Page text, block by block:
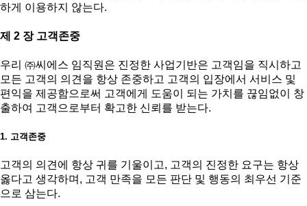
하게 이용하지 않는다.
제 2 장 고객존중
우리 ㈜씨에스 임직원은 진정한 사업기반은 고객임을 직시하고
모든 고객의 의견을 항상 존중하고 고객의 입장에서 서비스 및
편익을 제공함으로써 고객에게 도움이 되는 가치를 끊임없이 창
출하여 고객으로부터 확고한 신뢰를 받는다.
1. 고객존중
고객의 의견에 항상 귀를 기울이고, 고객의 진정한 요구는 항상
옳다고 생각하며, 고객 만족을 모든 판단 및 행동의 최우선 기준
으로 삼는다.